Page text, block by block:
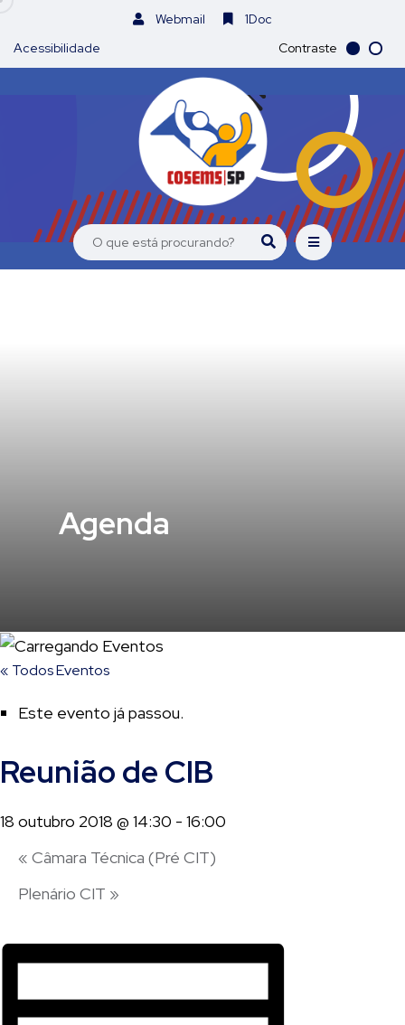
Webmail
1Doc
Acessibilidade
Contraste
Agenda
« Todos Eventos
Este evento já passou.
Reunião de CIB
18 outubro 2018 @ 14:30 - 16:00
« Câmara Técnica (Pré CIT)
Plenário CIT »